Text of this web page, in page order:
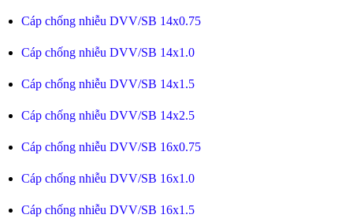
Cáp chống nhiễu DVV/SB 14x0.75
Cáp chống nhiễu DVV/SB 14x1.0
Cáp chống nhiễu DVV/SB 14x1.5
Cáp chống nhiễu DVV/SB 14x2.5
Cáp chống nhiễu DVV/SB 16x0.75
Cáp chống nhiễu DVV/SB 16x1.0
Cáp chống nhiễu DVV/SB 16x1.5